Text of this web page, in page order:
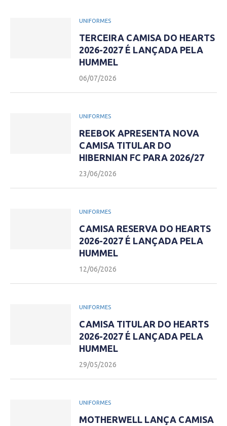
UNIFORMES
TERCEIRA CAMISA DO HEARTS
2026-2027 É LANÇADA PELA
HUMMEL
06/07/2026
UNIFORMES
REEBOK APRESENTA NOVA
CAMISA TITULAR DO
HIBERNIAN FC PARA 2026/27
23/06/2026
UNIFORMES
CAMISA RESERVA DO HEARTS
2026-2027 É LANÇADA PELA
HUMMEL
12/06/2026
UNIFORMES
CAMISA TITULAR DO HEARTS
2026-2027 É LANÇADA PELA
HUMMEL
29/05/2026
UNIFORMES
MOTHERWELL LANÇA CAMISA